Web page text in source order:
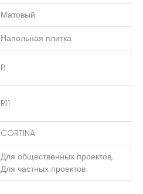
Матовый
Напольная плитка
B
R11
CORTINA
Для общественных проектов,
Для частных проектов